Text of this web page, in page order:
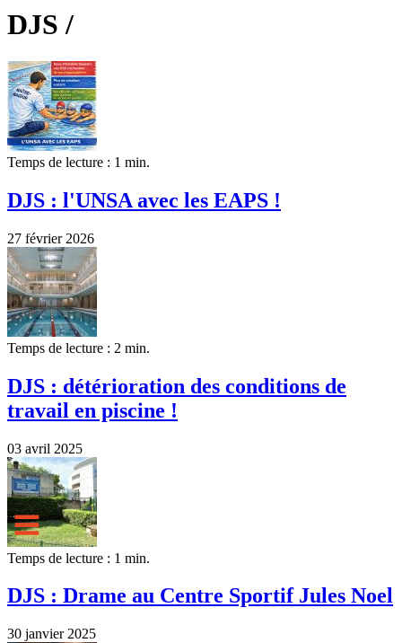
DJS /
Temps de lecture : 1 min.
DJS : l'UNSA avec les EAPS !
27 février 2026
Temps de lecture : 2 min.
DJS : détérioration des conditions de
travail en piscine !
03 avril 2025
Temps de lecture : 1 min.
DJS : Drame au Centre Sportif Jules Noel
30 janvier 2025